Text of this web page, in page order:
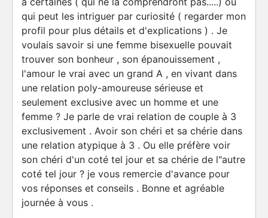
qui peut les intriguer par curiosité ( regarder mon
profil pour plus détails et d'explications ) . Je
voulais savoir si une femme bisexuelle pouvait
trouver son bonheur , son épanouissement ,
l'amour le vrai avec un grand A , en vivant dans
une relation poly-amoureuse sérieuse et
seulement exclusive avec un homme et une
femme ? Je parle de vrai relation de couple à 3
exclusivement . Avoir son chéri et sa chérie dans
une relation atypique à 3 . Ou elle préfère voir
son chéri d'un coté tel jour et sa chérie de l"autre
coté tel jour ? je vous remercie d'avance pour
vos réponses et conseils . Bonne et agréable
journée à vous .